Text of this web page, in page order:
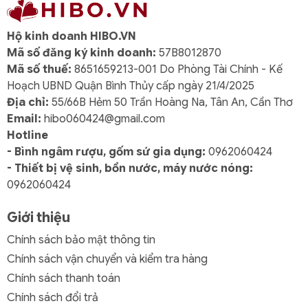
Minh Long0.65 L - Daisy - Trắng
Thành phần Số lượng
Bình trà 0.65 L
(kèm nắp)
1 cái
Chất liệu Sứ cao cấp Minh Long
Màu sắc Trắng
Công dụng
quà tặng
Xuất xứ: Minh Long I – Thương hiệu gốm sứ hàng
đầu Việt Nam
Hộ kinh doanh HIBO.VN
Mã số đăng ký kinh doanh: 57B8012870
Mã số thuế: 8651659213-001 Do Phòng Tài Chính - Kế
Hoạch UBND Quận Bình Thủy cấp ngày 21/4/2025
Địa chỉ: 55/66B Hẻm 50 Trần Hoàng Na, Tân An, Cần Thơ
Email: hibo060424@gmail.com
Hotline
- Bình ngâm rượu, gốm sứ gia dụng: 0962060424
- Thiết bị vệ sinh, bồn nước, máy nước nóng:
0962060424
Giới thiệu
Chính sách bảo mật thông tin
Chính sách vận chuyển và kiểm tra hàng
Chính sách thanh toán
Chính sách đổi trả